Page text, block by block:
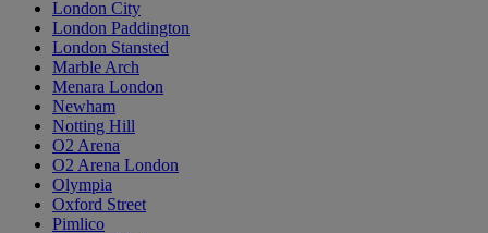
London City
London Paddington
London Stansted
Marble Arch
Menara London
Newham
Notting Hill
O2 Arena
O2 Arena London
Olympia
Oxford Street
Pimlico